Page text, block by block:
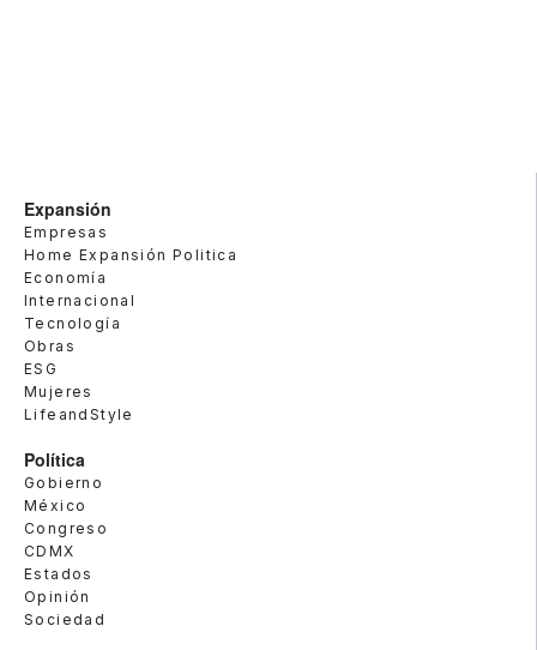
Expansión
Empresas
Home Expansión Politica
Economía
Internacional
Tecnología
Obras
ESG
Mujeres
LifeandStyle
Política
Gobierno
México
Congreso
CDMX
Estados
Opinión
Sociedad